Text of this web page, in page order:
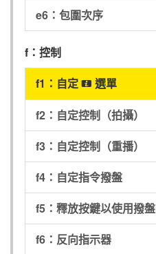
e6：包圍次序
f：控制
f1：自定 i 選單
f2：自定控制（拍攝）
f3：自定控制（重播）
f4：自定指令撥盤
f5：釋放按鍵以使用撥盤
f6：反向指示器